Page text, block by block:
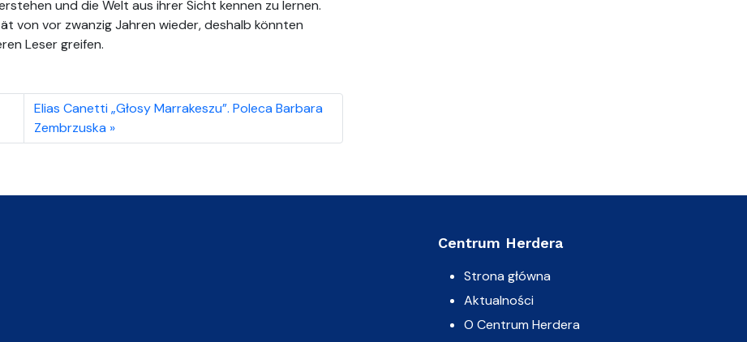
und die Welt aus ihrer Sicht kennen zu lernen.
von vor zwanzig Jahren wieder, deshalb könnten
Leser greifen.
Elias Canetti „Głosy Marrakeszu”. Poleca Barbara
Zembrzuska
Centrum Herdera
Strona główna
Aktualności
O Centrum Herdera